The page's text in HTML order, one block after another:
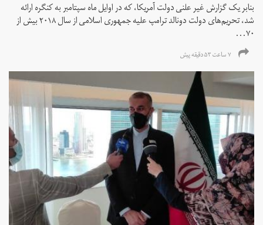
بنابر یک گزارش غیر علنی دولت آمریکا، که در اوایل ماه سپتامبر به کنگره ارائه
شد، تحریم‌های دولت دونالد ترامپ علیه جمهوری اسلامی از سال ۲۰۱۸ بیش از
۷۰...
۷ ساعت ۵۳ دقیقه پیش